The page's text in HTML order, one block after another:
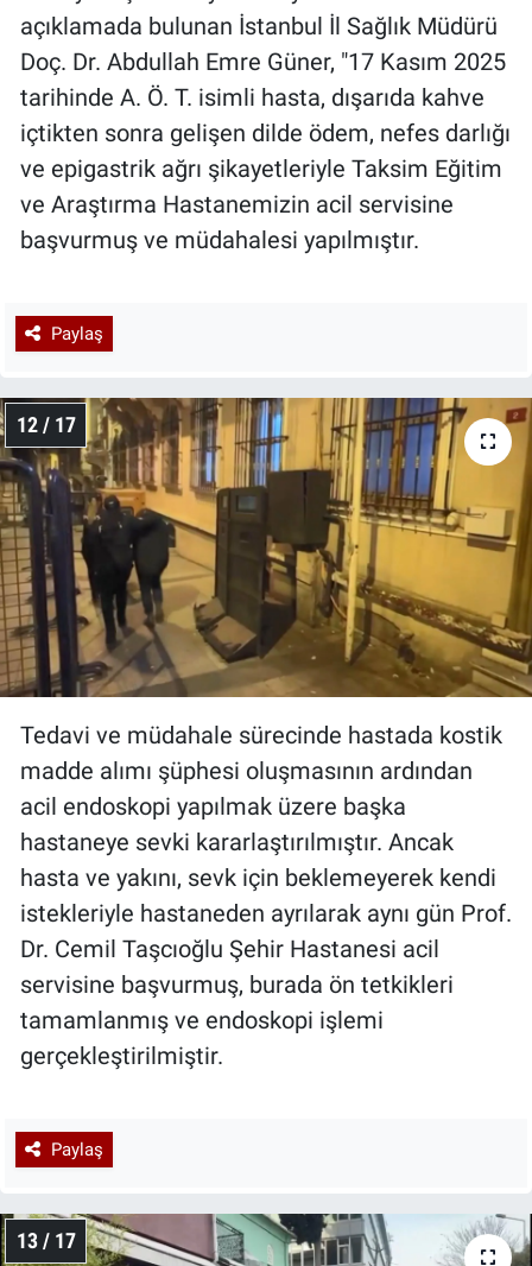
açıklamada bulunan İstanbul İl Sağlık Müdürü
Doç. Dr. Abdullah Emre Güner, "17 Kasım 2025
tarihinde A. Ö. T. isimli hasta, dışarıda kahve
içtikten sonra gelişen dilde ödem, nefes darlığı
ve epigastrik ağrı şikayetleriyle Taksim Eğitim
ve Araştırma Hastanemizin acil servisine
başvurmuş ve müdahalesi yapılmıştır.
Paylaş
12 / 17
Tedavi ve müdahale sürecinde hastada kostik
madde alımı şüphesi oluşmasının ardından
acil endoskopi yapılmak üzere başka
hastaneye sevki kararlaştırılmıştır. Ancak
hasta ve yakını, sevk için beklemeyerek kendi
istekleriyle hastaneden ayrılarak aynı gün Prof.
Dr. Cemil Taşcıoğlu Şehir Hastanesi acil
servisine başvurmuş, burada ön tetkikleri
tamamlanmış ve endoskopi işlemi
gerçekleştirilmiştir.
Paylaş
13 / 17